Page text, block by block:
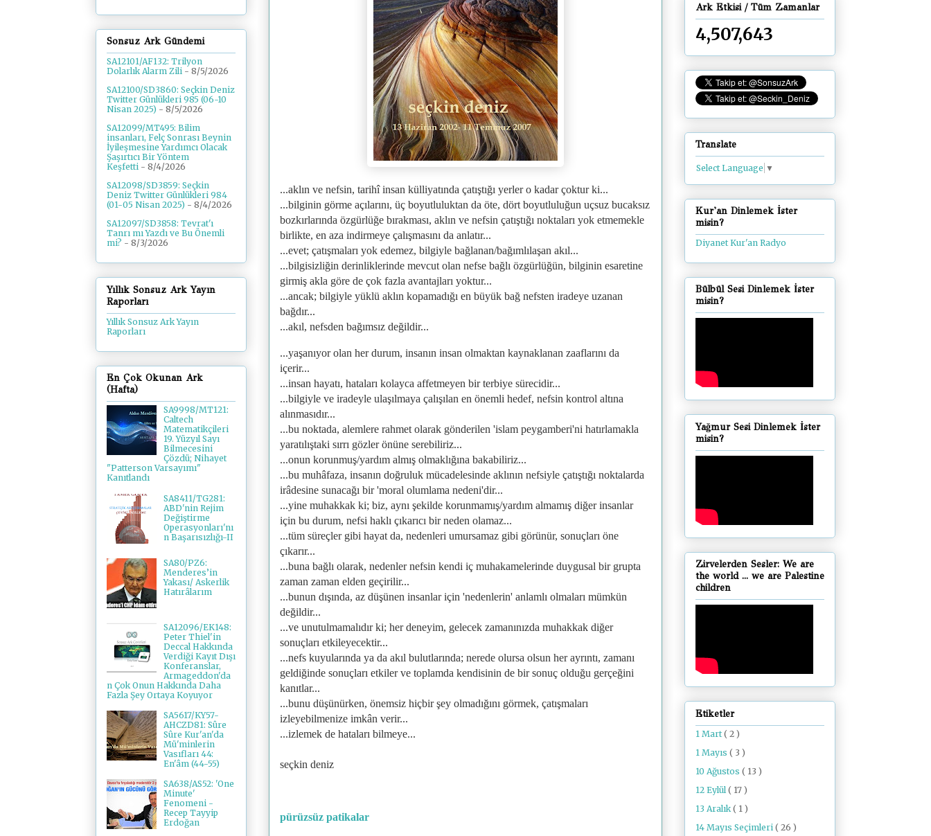
...aklın ve nefsin, tarihî insan külliyatında çatıştığı yerler o kadar çoktur ki...
...bilginin görme açılarını, üç boyutluluktan da öte, dört boyutluluğun uçsuz bucaksız
bozkırlarında özgürlüğe bırakması, aklın ve nefsin çatıştığı noktaları yok etmemekle
birlikte, en aza indirmeye çalışmasını da anlatır...
...evet; çatışmaları yok edemez, bilgiyle bağlanan/bağımlılaşan akıl...
...bilgisizliğin derinliklerinde mevcut olan nefse bağlı özgürlüğün, bilginin esaretine
girmiş akla göre de çok fazla avantajları yoktur...
...ancak; bilgiyle yüklü aklın kopamadığı en büyük bağ nefsten iradeye uzanan
bağdır...
...akıl, nefsden bağımsız değildir...
...yaşanıyor olan her durum, insanın insan olmaktan kaynaklanan zaaflarını da
içerir...
...insan hayatı, hataları kolayca affetmeyen bir terbiye sürecidir...
...bilgiyle ve iradeyle ulaşılmaya çalışılan en önemli hedef, nefsin kontrol altına
alınmasıdır...
...bu noktada, alemlere rahmet olarak gönderilen 'islam peygamberi'ni hatırlamakla
yaratılıştaki sırrı gözler önüne serebiliriz...
...onun korunmuş/yardım almış olmaklığına bakabiliriz...
...bu muhâfaza, insanın doğruluk mücadelesinde aklının nefsiyle çatıştığı noktalarda
irâdesine sunacağı bir 'moral olumlama nedeni'dir...
...yine muhakkak ki; biz, aynı şekilde korunmamış/yardım almamış diğer insanlar
için bu durum, nefsi haklı çıkarıcı bir neden olamaz...
...tüm süreçler gibi hayat da, nedenleri umursamaz gibi görünür, sonuçları öne
çıkarır...
...buna bağlı olarak, nedenler nefsin kendi iç muhakamelerinde duygusal bir grupta
zaman zaman elden geçirilir...
...bunun dışında, az düşünen insanlar için 'nedenlerin' anlamlı olmaları mümkün
değildir...
...ve unutulmamalıdır ki; her deneyim, gelecek zamanınızda muhakkak diğer
sonuçları etkileyecektir...
...nefs kuyularında ya da akıl bulutlarında; nerede olursa olsun her ayrıntı, zamanı
geldiğinde sonuçları etkiler ve toplamda kendisinin de bir sonuç olduğu gerçeğini
kanıtlar...
...bunu düşünürken, önemsiz hiçbir şey olmadığını görmek, çatışmaları
izleyebilmenize imkân verir...
...izlemek de hataları bilmeye...
seçkin deniz
pürüzsüz patikalar
Sonsuz Ark Gündemi
SA12101/AF132: Trilyon
Dolarlık Alarm Zili - 8/5/2026
SA12100/SD3860: Seçkin Deniz
Twitter Günlükleri 985 (06-10
Nisan 2025) - 8/5/2026
SA12099/MT495: Bilim
insanları, Felç Sonrası Beynin
İyileşmesine Yardımcı Olacak
Şaşırtıcı Bir Yöntem
Keşfetti - 8/4/2026
SA12098/SD3859: Seçkin
Deniz Twitter Günlükleri 984
(01-05 Nisan 2025) - 8/4/2026
SA12097/SD3858: Tevrat'ı
Tanrı mı Yazdı ve Bu Önemli
mi? - 8/3/2026
Yıllık Sonsuz Ark Yayın
Raporları
Yıllık Sonsuz Ark Yayın
Raporları
En Çok Okunan Ark
(Hafta)
SA9998/MT121:
Caltech
Matematikçileri
19. Yüzyıl Sayı
Bilmecesini
Çözdü; Nihayet
"Patterson Varsayımı"
Kanıtlandı
SA8411/TG281:
ABD'nin Rejim
Değiştirme
Operasyonları'nı
n Başarısızlığı-II
SA80/PZ6:
Menderes’in
Yakası/ Askerlik
Hatırâlarım
SA12096/EK148:
Peter Thiel'in
Deccal Hakkında
Verdiği Kayıt Dışı
Konferanslar,
Armageddon'da
n Çok Onun Hakkında Daha
Fazla Şey Ortaya Koyuyor
SA5617/KY57-
AHCZD81: Sûre
Sûre Kur'an'da
Mü'minlerin
Vasıfları 44:
En'âm (44-55)
SA638/AS52: 'One
Minute'
Fenomeni -
Recep Tayyip
Erdoğan
Ark Etkisi / Tüm Zamanlar
4,507,643
Translate
Select Language ▼
Kur'an Dinlemek İster
misin?
Diyanet Kur'an Radyo
Bülbül Sesi Dinlemek İster
misin?
Yağmur Sesi Dinlemek İster
misin?
Zirvelerden Sesler: We are
the world ... we are Palestine
children
Etiketler
1 Mart ( 2 )
1 Mayıs ( 3 )
10 Ağustos ( 13 )
12 Eylül ( 17 )
13 Aralık ( 1 )
14 Mayıs Seçimleri ( 26 )